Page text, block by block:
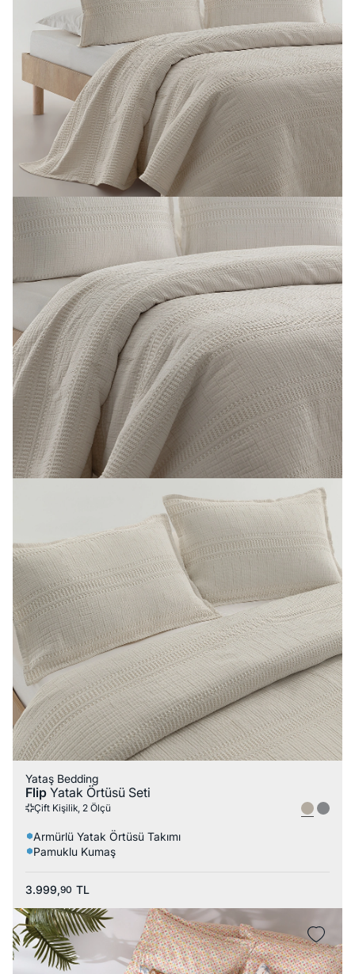
Yataş Bedding
Flip Yatak Örtüsü Seti
Çift Kişilik, 2 Ölçü
Armürlü Yatak Örtüsü Takımı
Pamuklu Kumaş
3.999,90 TL